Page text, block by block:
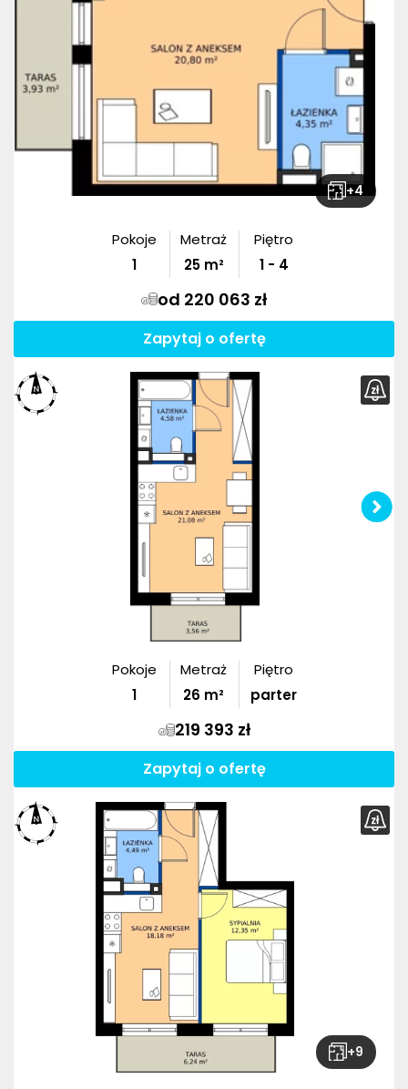
+4
Pokoje
1
Metraż
25m²
Piętro
1 - 4
od 220 063 zł
Zapytaj o ofertę
Pokoje
1
Metraż
26 m²
Piętro
parter
219 393 zł
Zapytaj o ofertę
+9